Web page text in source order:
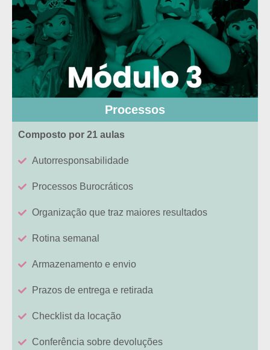
Processos
Composto por 21 aulas
Autorresponsabilidade
Processos Burocráticos
Organização que traz maiores resultados
Rotina semanal
Armazenamento e envio
Prazos de entrega e retirada
Checklist da locação
Conferência sobre devoluções